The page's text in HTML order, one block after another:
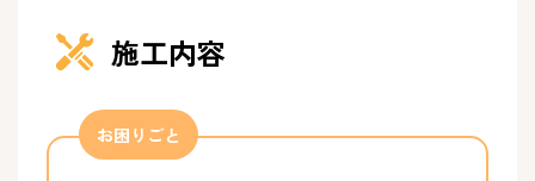
施工内容
お困りごと